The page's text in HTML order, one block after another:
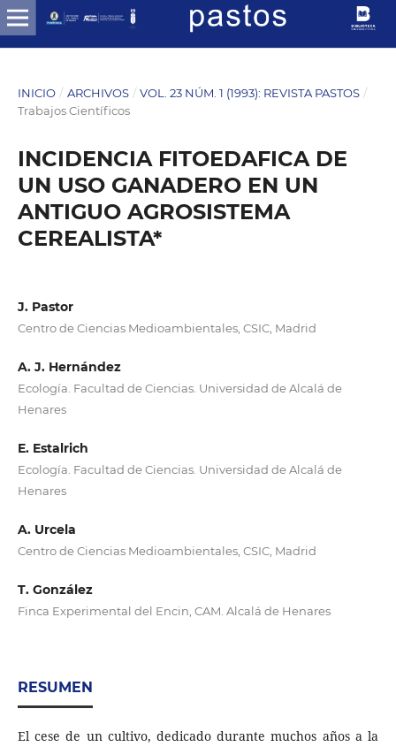
INICIO / ARCHIVOS / VOL. 23 NÚM. 1 (1993): REVISTA PASTOS /
Trabajos Científicos
INCIDENCIA FITOEDAFICA DE
UN USO GANADERO EN UN
ANTIGUO AGROSISTEMA
CEREALISTA*
J. Pastor
Centro de Ciencias Medioambientales, CSIC, Madrid
A. J. Hernández
Ecología. Facultad de Ciencias. Universidad de Alcalá de
Henares
E. Estalrich
Ecología. Facultad de Ciencias. Universidad de Alcalá de
Henares
A. Urcela
Centro de Ciencias Medioambientales, CSIC, Madrid
T. González
Finca Experimental del Encin, CAM. Alcalá de Henares
RESUMEN
El cese de un cultivo, dedicado durante muchos años a la